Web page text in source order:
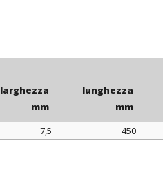
larghezza
mm
lunghezza
mm
7,5 450